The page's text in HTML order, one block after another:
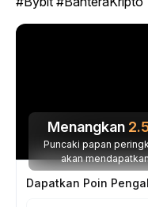
Menangkan
Puncaki papan
akan